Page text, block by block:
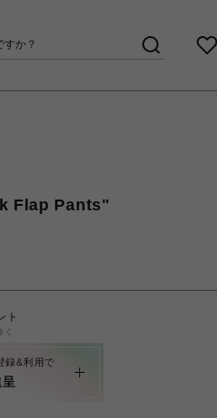
Flap Pants"
ト
録&利用で